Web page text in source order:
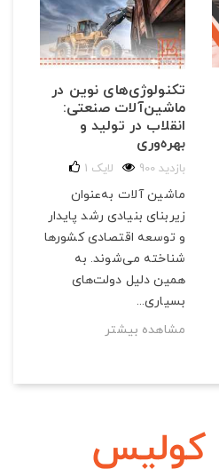
تکنولوژی‌های نوین در
ماشین‌آلات صنعتی:
انقلاب در تولید و
بهره‌وری
900 بازدید 1 لایک
ماشین آلات به‌عنوان
زیربنای بنیادی رشد پایدار
و توسعه اقتصادی کشورها
شناخته می‌شوند. به
همین دلیل دولت‌های
بسیاری...
مشاهده بیشتر